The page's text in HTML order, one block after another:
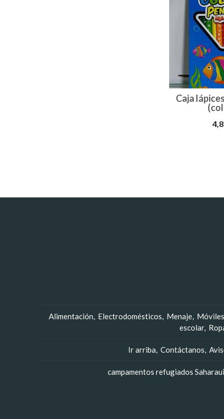
Caja
Alimentación Electrodomésticos Menaje Móviles
escolar
Ir arriba Contáctanos
campamentos refugiados